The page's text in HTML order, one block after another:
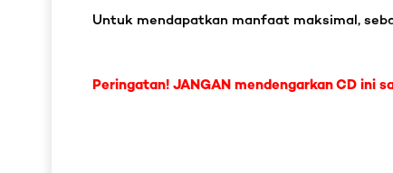
Untuk mendapatkan manfaat maksimal,
Peringatan! JANGAN mendengarkan CD ini